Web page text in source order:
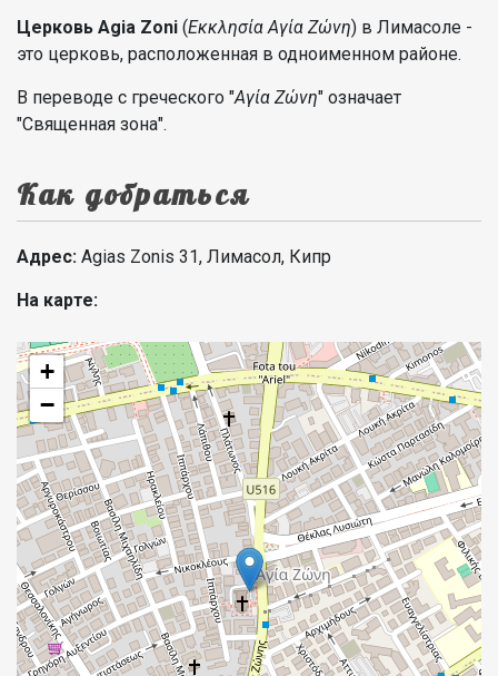
Церковь Agia Zoni (Εκκλησία Αγία Ζώνη) в Лимасоле -
это церковь, расположенная в одноименном районе.
В переводе с греческого "Αγία Ζώνη" означает
"Священная зона".
Как добраться
Адрес: Agias Zonis 31, Лимасол, Кипр
На карте:
+
−